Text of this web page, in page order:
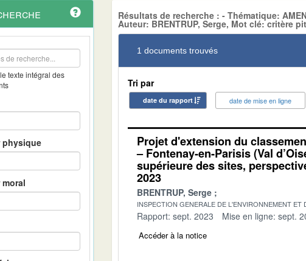
texte intégral des
physique
Résultats de recherche : - Thématique:
Auteur: BRENTRUP, Serge, Mot clé: critère
1 documents trouvés
Tri par
date du rapport date de mise en ligne
Projet d'extension du
– Fontenay-en-Parisis (Val
supérieure des sites,
2023
BRENTRUP, Serge
INSPECTION GENERALE DE L'ENVIRONNEMENT
Rapport: sept. 2023 Mise en ligne: sept.
Accéder à la notice